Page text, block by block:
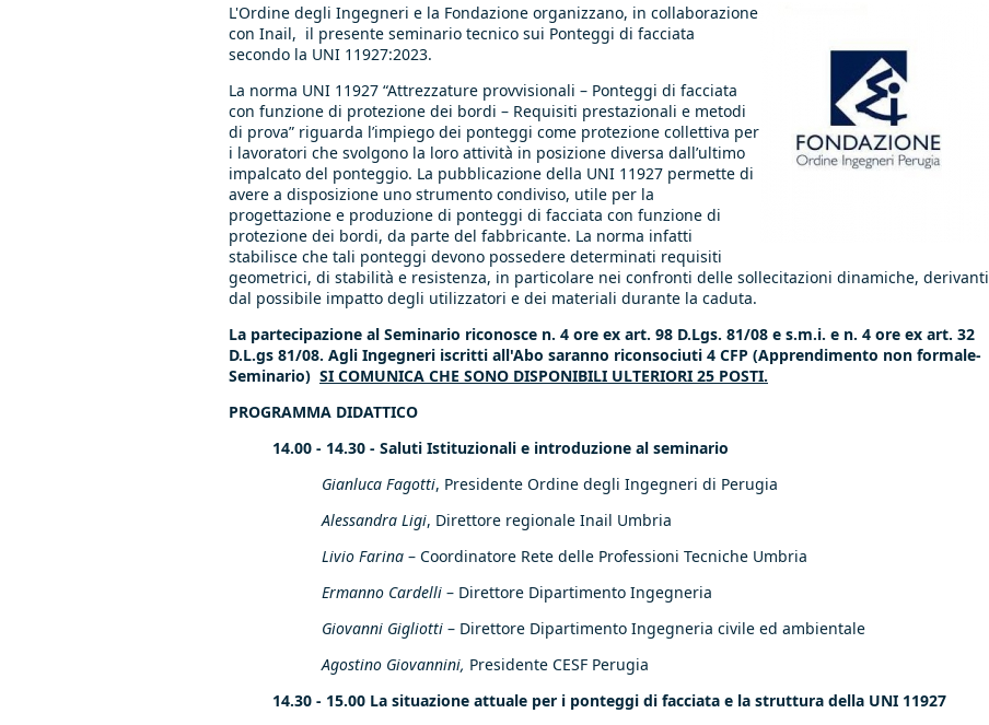
L'Ordine degli Ingegneri e la Fondazione organizzano, in collaborazione
con Inail, il presente seminario tecnico sui Ponteggi di facciata
secondo la UNI 11927:2023.
La norma UNI 11927 “Attrezzature provvisionali – Ponteggi di facciata
con funzione di protezione dei bordi – Requisiti prestazionali e metodi
di prova” riguarda l’impiego dei ponteggi come protezione collettiva per
i lavoratori che svolgono la loro attività in posizione diversa dall’ultimo
impalcato del ponteggio. La pubblicazione della UNI 11927 permette di
avere a disposizione uno strumento condiviso, utile per la
progettazione e produzione di ponteggi di facciata con funzione di
protezione dei bordi, da parte del fabbricante. La norma infatti
stabilisce che tali ponteggi devono possedere determinati requisiti
geometrici, di stabilità e resistenza, in particolare nei confronti delle sollecitazioni dinamiche, derivanti
dal possibile impatto degli utilizzatori e dei materiali durante la caduta.
La partecipazione al Seminario riconosce n. 4 ore ex art. 98 D.Lgs. 81/08 e s.m.i. e n. 4 ore ex art. 32
D.L.gs 81/08. Agli Ingegneri iscritti all'Abo saranno riconsociuti 4 CFP (Apprendimento non formale-
Seminario) SI COMUNICA CHE SONO DISPONIBILI ULTERIORI 25 POSTI.
PROGRAMMA DIDATTICO
14.00 - 14.30 - Saluti Istituzionali e introduzione al seminario
Gianluca Fagotti, Presidente Ordine degli Ingegneri di Perugia
Alessandra Ligi, Direttore regionale Inail Umbria
Livio Farina – Coordinatore Rete delle Professioni Tecniche Umbria
Ermanno Cardelli – Direttore Dipartimento Ingegneria
Giovanni Gigliotti – Direttore Dipartimento Ingegneria civile ed ambientale
Agostino Giovannini, Presidente CESF Perugia
14.30 - 15.00 La situazione attuale per i ponteggi di facciata e la struttura della UNI 11927